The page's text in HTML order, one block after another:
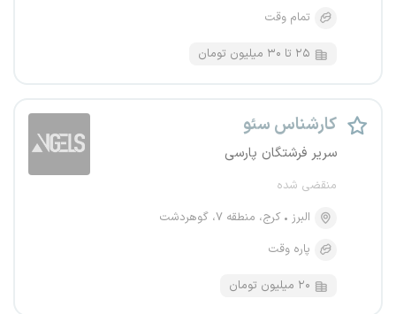
تمام وقت
۲۵ تا ۳۰ میلیون تومان
کارشناس سئو
سریر فرشتگان پارسی
منقضی شده
البرز
کرج، منطقه ۷، گوهردشت
پاره وقت
۲۰ میلیون تومان